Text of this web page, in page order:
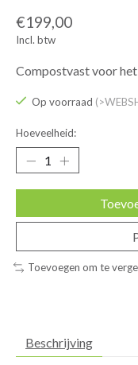
€199,00
Incl. btw
Compostvast voor
Op voorraad
Hoeveelheid:
Toevoegen om te
Beschrijving